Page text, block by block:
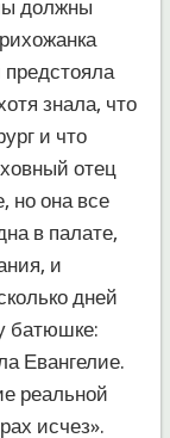
должны
знала, что
и что
отец
но она все
в палате,
и
дней
батюшке:
Евангелие.
реальной
исчез».